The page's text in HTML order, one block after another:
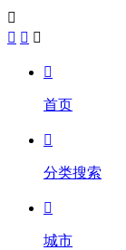

  

首页

分类搜索

城市